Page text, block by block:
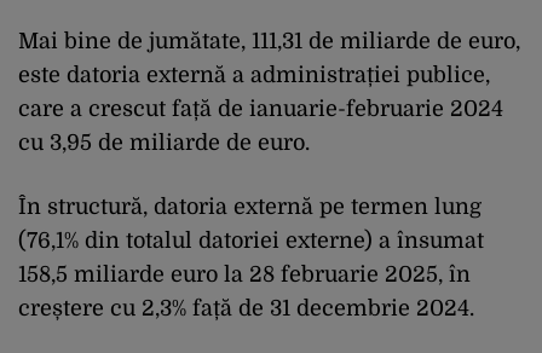
Mai bine de jumătate, 111,31 de miliarde de euro,
este datoria externă a administrației publice,
care a crescut față de ianuarie-februarie 2024
cu 3,95 de miliarde de euro.
În structură, datoria externă pe termen lung
(76,1% din totalul datoriei externe) a însumat
158,5 miliarde euro la 28 februarie 2025, în
creștere cu 2,3% față de 31 decembrie 2024.